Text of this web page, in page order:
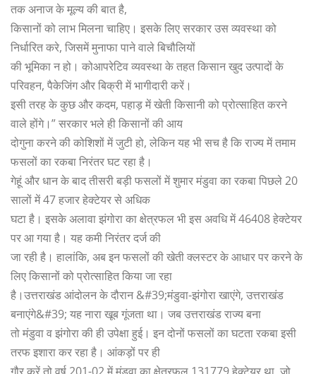
तक अनाज के मूल्य की बात है,
किसानों को लाभ मिलना चाहिए। इसके लिए सरकार उस व्यवस्था को
निर्धारित करे, जिसमें मुनाफा पाने वाले बिचौलियों
की भूमिका न हो। कोआपरेटिव व्यवस्था के तहत किसान खुद उत्पादों के
परिवहन, पैकेजिंग और बिक्री में भागीदारी करें।
इसी तरह के कुछ और कदम, पहाड़ में खेती किसानी को प्रोत्साहित करने
वाले होंगे।” सरकार भले ही किसानों की आय
दोगुना करने की कोशिशों में जुटी हो, लेकिन यह भी सच है कि राज्य में तमाम
फसलों का रकबा निरंतर घट रहा है।
गेहूं और धान के बाद तीसरी बड़ी फसलों में शुमार मंडुवा का रकबा पिछले 20
सालों में 47 हजार हेक्टेयर से अधिक
घटा है। इसके अलावा झंगोरा का क्षेत्रफल भी इस अवधि में 46408 हेक्टेयर
पर आ गया है। यह कमी निरंतर दर्ज की
जा रही है। हालांकि, अब इन फसलों की खेती क्लस्टर के आधार पर करने के
लिए किसानों को प्रोत्साहित किया जा रहा
है।उत्तराखंड आंदोलन के दौरान &#39;मंडुवा-झंगोरा खाएंगे, उत्तराखंड
बनाएंगे&#39; यह नारा खूब गूंजता था। जब उत्तराखंड राज्य बना
तो मंडुवा व झंगोरा की ही उपेक्षा हुई। इन दोनों फसलों का घटता रकबा इसी
तरफ इशारा कर रहा है। आंकड़ों पर ही